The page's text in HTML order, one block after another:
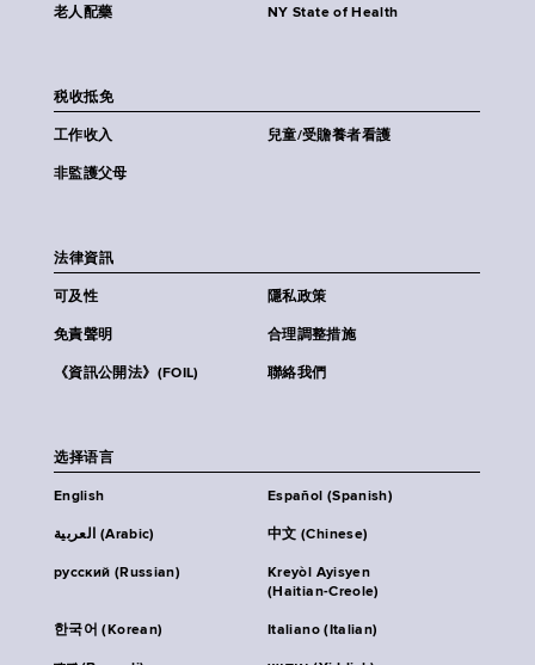
老人配藥 NY State of Health
税收抵免
工作收入 兒童/受贍養者看護
非監護父母
法律資訊
可及性 隱私政策
免責聲明 合理調整措施
《資訊公開法》(FOIL) 聯絡我們
选择语言
English Español (Spanish)
العربية (Arabic) 中文 (Chinese)
русский (Russian)
Kreyòl Ayisyen
(Haitian-Creole)
한국어 (Korean) Italiano (Italian)